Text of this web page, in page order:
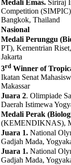
Medali Emas. Siriraj
Competition
Bangkok, Thailand
Nasional
Medali Perunggu
PT), Kementrian
Jakarta
3rd Winner of
Ikatan Senat
Makassar
Juara 2. Olimpiade
Daerah Istimewa
Medali Perak
(KEMENDIKNAS),
Juara 1. National
Gadjah Mada,
Juara 1. National
Gadjah Mada,